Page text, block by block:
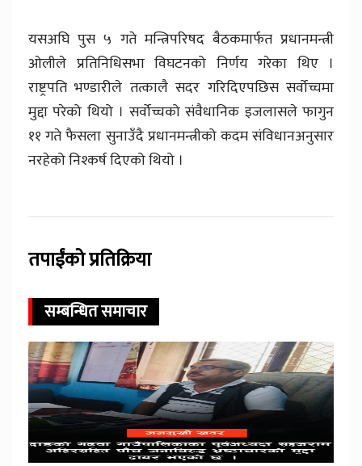
यसअघि पुस ५ गते मन्त्रिपरिषद बैठकमार्फत प्रधानमन्त्री
ओलीले प्रतिनिधिसभा विघटनको निर्णय गरेका थिए ।
राष्ट्रपति भण्डारीले तत्कालै सदर गरिदिएपछिस सर्वोच्चमा
मुद्दा परेको थियो । सर्वोच्चको संवैधानिक इजलासले फागुन
११ गते फैसला सुनाउँदै प्रधानमन्त्रीको कदम संविधानअनुसार
नरहेको निश्कर्ष दिएको थियो ।
तपाईंको प्रतिक्रिया
सम्बन्धित समाचार